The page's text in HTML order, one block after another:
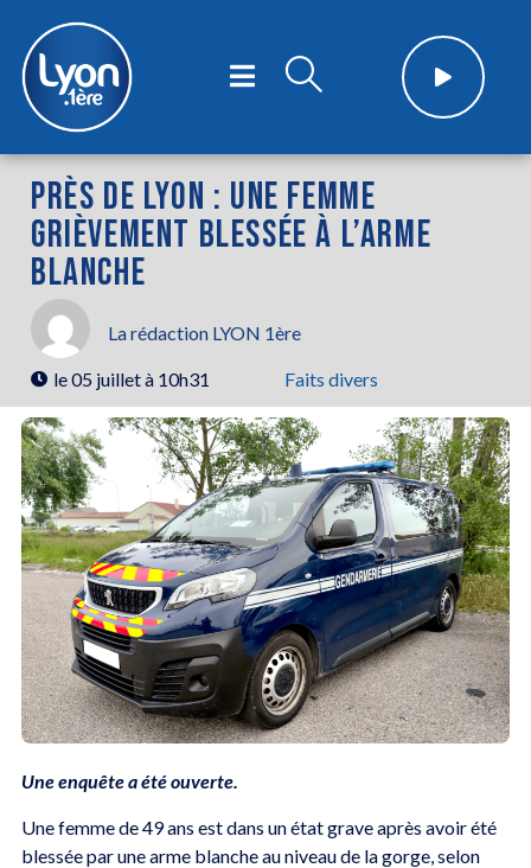
PRÈS DE LYON : UNE FEMME
GRIÈVEMENT BLESSÉE À L’ARME
BLANCHE
La rédaction LYON 1ère
le05 juillet à 10h31 Faits divers
Une enquête a été ouverte.
Une femme de 49 ans est dans un état grave après avoir été
blessée par une arme blanche au niveau de la gorge, selon